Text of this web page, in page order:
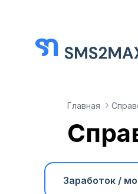
Главная
Заработок /